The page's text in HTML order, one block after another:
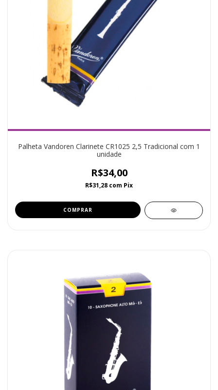
Palheta Vandoren Clarinete CR1025 2,5 Tradicional com 1
unidade
R$34,00
R$31,28 com Pix